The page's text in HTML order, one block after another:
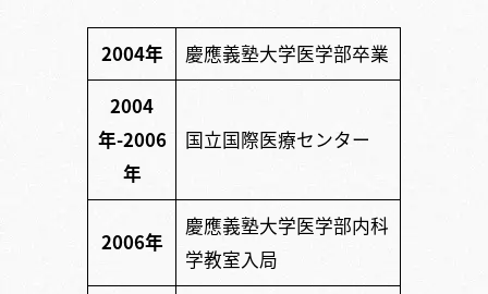
2004年
慶應義塾大学医学部卒業
2004
年-2006
年
国立国際医療センター
2006年
慶應義塾大学医学部内科
学教室入局